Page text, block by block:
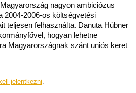
nagyon ambiciózus
2004-2006-os költségvetési
teljesen felhasználta. Danuta Hübner
hogyan lehetne
Magyarországnak szánt uniós keret
jelentkezni.